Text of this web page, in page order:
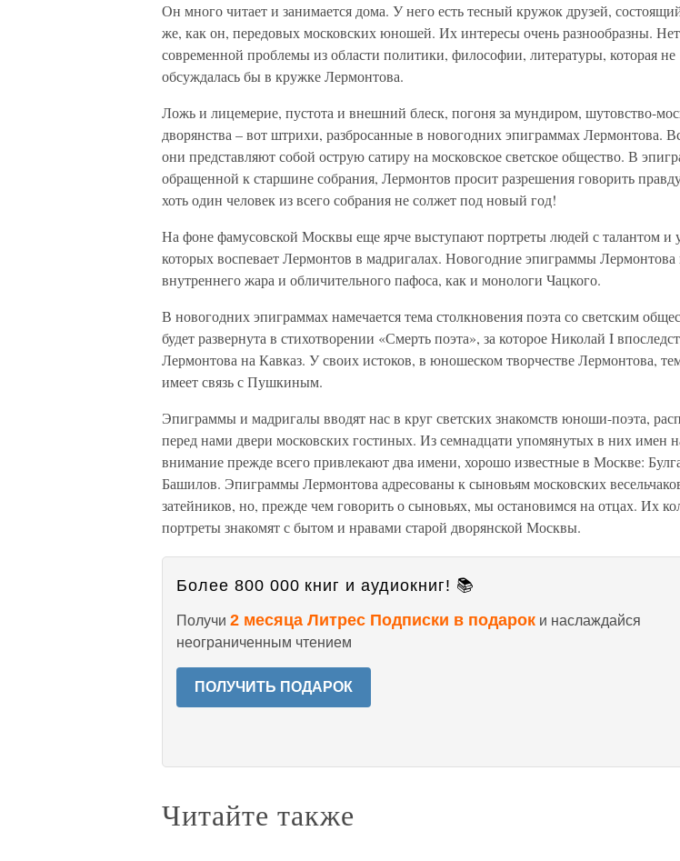
Он много читает и занимается дома. У него есть тесный кружок друзей,
же, как он, передовых московских юношей. Их интересы очень разнообразны.
современной проблемы из области политики, философии, литературы, которая не
обсуждалась бы в кружке Лермонтова.
Ложь и лицемерие, пустота и внешний блеск, погоня за мундиром, шутовство-
дворянства – вот штрихи, разбросанные в новогодних эпиграммах Лермонтова.
они представляют собой острую сатиру на московское светское общество. В
обращенной к старшине собрания, Лермонтов просит разрешения говорить
хоть один человек из всего собрания не солжет под новый год!
На фоне фамусовской Москвы еще ярче выступают портреты людей с талантом и
которых воспевает Лермонтов в мадригалах. Новогодние эпиграммы
внутреннего жара и обличительного пафоса, как и монологи Чацкого.
В новогодних эпиграммах намечается тема столкновения поэта со светским
будет развернута в стихотворении «Смерть поэта», за которое Николай I
Лермонтова на Кавказ. У своих истоков, в юношеском творчестве Лермонтова,
имеет связь с Пушкиным.
Эпиграммы и мадригалы вводят нас в круг светских знакомств юноши-поэта,
перед нами двери московских гостиных. Из семнадцати упомянутых в них имен
внимание прежде всего привлекают два имени, хорошо известные в Москве:
Башилов. Эпиграммы Лермонтова адресованы к сыновьям московских
затейников, но, прежде чем говорить о сыновьях, мы остановимся на отцах. Их
портреты знакомят с бытом и нравами старой дворянской Москвы.
Более 800 000 книг и аудиокниг! 📚
Получи 2 месяца Литрес Подписки в подарок и наслаждайся
неограниченным чтением
ПОЛУЧИТЬ ПОДАРОК
Читайте также